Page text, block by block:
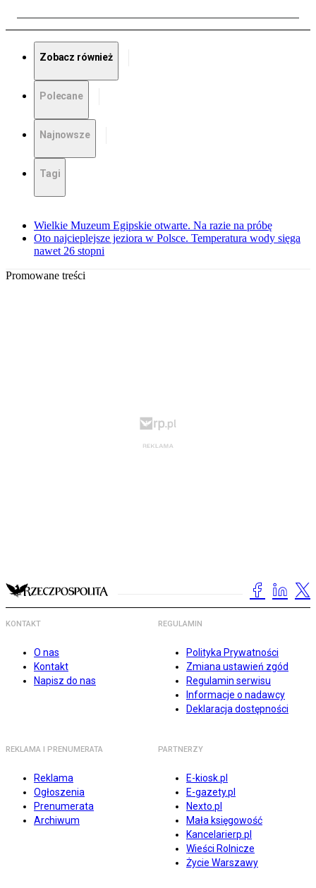
Zobacz również
Polecane
Najnowsze
Tagi
Wielkie Muzeum Egipskie otwarte. Na razie na próbę
Oto najcieplejsze jeziora w Polsce. Temperatura wody sięga
nawet 26 stopni
Promowane treści
KONTAKT
O nas
Kontakt
Napisz do nas
REGULAMIN
Polityka Prywatności
Zmiana ustawień zgód
Regulamin serwisu
Informacje o nadawcy
Deklaracja dostępności
REKLAMA I PRENUMERATA
Reklama
Ogłoszenia
Prenumerata
Archiwum
PARTNERZY
E-kiosk.pl
E-gazety.pl
Nexto.pl
Mała księgowość
Kancelarierp.pl
Wieści Rolnicze
Życie Warszawy